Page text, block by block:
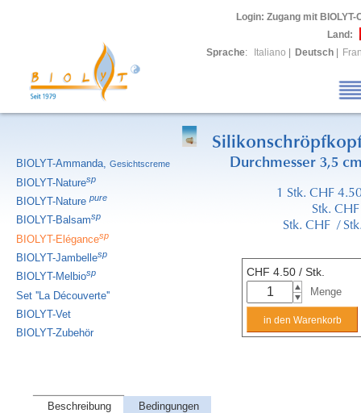
Login: Zugang mit BIOLYT-
Land:
Sprache: Italiano Deutsch
BIOLYT-Ammanda, Gesichtscreme
BIOLYT-Naturesp
BIOLYT-Naturepure
BIOLYT-Balsamsp
BIOLYT-Elégancesp
BIOLYT-Jambellesp
BIOLYT-Melbiosp
Set ''La Découverte''
BIOLYT-Vet
BIOLYT-Zubehör
Durchmesser 3,5
1 Stk. CHF
Stk.
Stk. CHF /
CHF 4.50 / Stk.
Menge
Beschreibung Bedingungen